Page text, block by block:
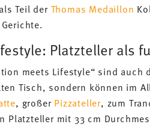
Teil der Thomas Medaillon
Platzteller als
meets Lifestyle“ sind
Tisch, sondern können im
, großer Pizzateller, zum
Platzteller mit 33 cm